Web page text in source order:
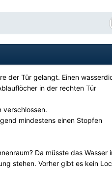
der Tür gelangt. Einen
in der rechten Tür
verschlossen.
mindestens einen Stopfen
Da müsste das Wasser
stehen. Vorher gibt es kein